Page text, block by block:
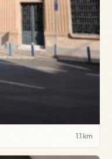
1.1 km